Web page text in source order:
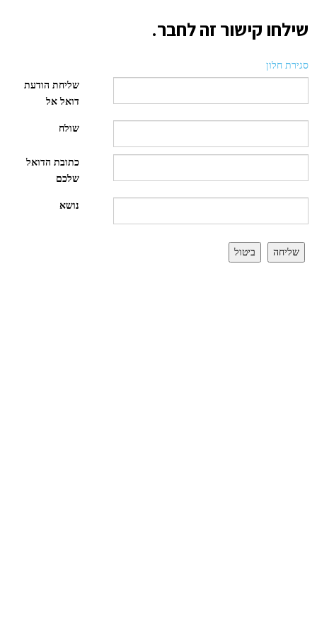
שילחו קישור זה לחבר.
סגירת חלון
שליחת הודעת
דואל אל
שולח
כתובת הדואל
שלכם
נושא
שליחה ביטול